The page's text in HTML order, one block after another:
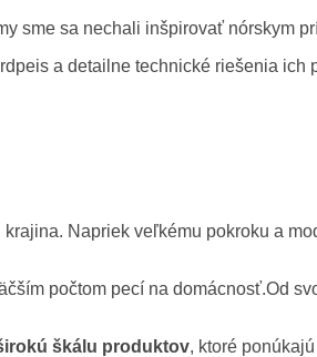
sme sa nechali inšpirovať nórskym
a detailne technické riešenia
Napriek veľkému pokroku a
počtom pecí na domácnosť.Od
škálu produktov, ktoré